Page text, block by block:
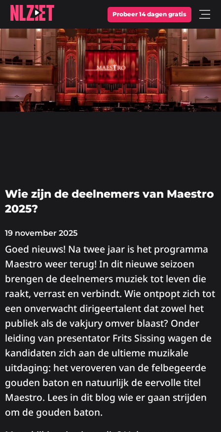
Probeer 14 dagen gratis Open
Wie zijn de deelnemers van Maestro
2025?
19 november 2025
Goed nieuws! Na twee jaar is het programma
Maestro weer terug! In dit nieuwe seizoen
brengen de deelnemers muziek tot leven die
raakt, verrast en verbindt. Wie ontpopt zich tot
een onverwacht dirigeertalent dat zowel het
publiek als de vakjury omver blaast? Onder
leiding van presentator Frits Sissing wagen de
kandidaten zich aan de ultieme muzikale
uitdaging: het veroveren van de felbegeerde
gouden baton en natuurlijk de eervolle titel
Maestro. Lees in dit blog wie er gaan strijden
om de gouden baton.